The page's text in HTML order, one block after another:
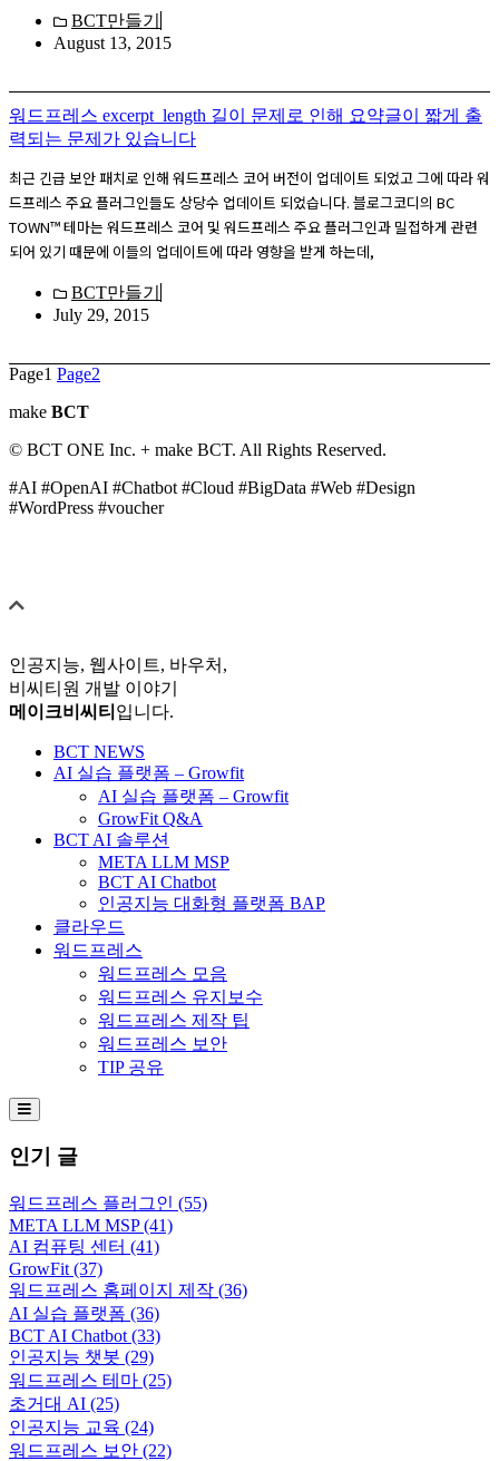
BCT만들기
August 13, 2015
워드프레스 excerpt_length 길이 문제로 인해 요약글이 짧게 출
력되는 문제가 있습니다
최근 긴급 보안 패치로 인해 워드프레스 코어 버전이 업데이트 되었고 그에 따라 워
드프레스 주요 플러그인들도 상당수 업데이트 되었습니다. 블로그코디의 BC
TOWN™ 테마는 워드프레스 코어 및 워드프레스 주요 플러그인과 밀접하게 관련
되어 있기 때문에 이들의 업데이트에 따라 영향을 받게 하는데,
BCT만들기
July 29, 2015
Page1 Page2
make BCT
© BCT ONE Inc. + make BCT. All Rights Reserved.
#AI #OpenAI #Chatbot #Cloud #BigData #Web #Design
#WordPress #voucher
인공지능, 웹사이트, 바우처,
비씨티원 개발 이야기
메이크비씨티 입니다.
BCT NEWS
AI 실습 플랫폼 – Growfit
AI 실습 플랫폼 – Growfit
GrowFit Q&A
BCT AI 솔루션
META LLM MSP
BCT AI Chatbot
인공지능 대화형 플랫폼 BAP
클라우드
워드프레스
워드프레스 모음
워드프레스 유지보수
워드프레스 제작 팁
워드프레스 보안
TIP 공유
Hamburger Toggle Menu
인기 글
워드프레스 플러그인 (55)
META LLM MSP(41)
AI 컴퓨팅 센터 (41)
GrowFit (37)
워드프레스 홈페이지 제작 (36)
AI 실습 플랫폼 (36)
BCT AI Chatbot (33)
인공지능 챗봇 (29)
워드프레스 테마 (25)
초거대 AI (25)
인공지능 교육 (24)
워드프레스 보안 (22)